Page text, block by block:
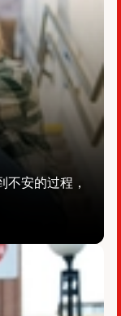
安的过程，